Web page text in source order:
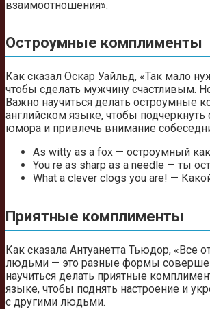
взаимоотношения».
Остроумные комплименты
Как сказал Оскар Уайльд, «Так мало
чтобы сделать мужчину счастливым.
Важно научиться делать остроумные
английском языке, чтобы подчеркнуть
юмора и привлечь внимание
As witty as a fox — остроумный
You re as sharp as a needle — ты
What a clever clogs you are! —
Приятные комплименты
Как сказала Антуанетта Тьюдор, «Все
людьми — это разные формы
научиться делать приятные
языке, чтобы поднять настроение и
с другими людьми.